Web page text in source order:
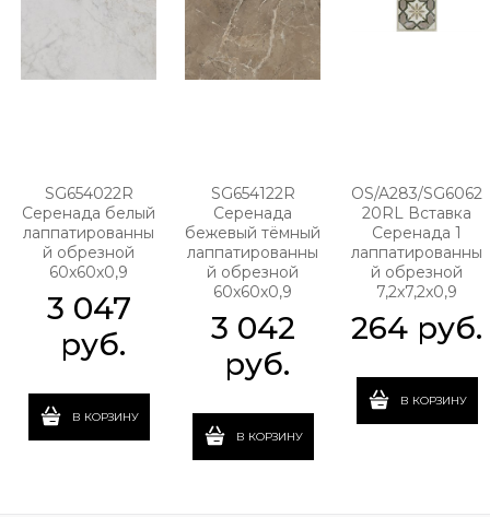
SG654022R
Серенада белый
лаппатированны
й обрезной
60x60x0,9
3 047
руб.
В КОРЗИНУ
SG654122R
Серенада
бежевый тёмный
лаппатированны
й обрезной
60x60x0,9
3 042
руб.
В КОРЗИНУ
OS/A283/SG6062
20RL Вставка
Серенада 1
лаппатированны
й обрезной
7,2x7,2x0,9
264 руб.
В КОРЗИНУ